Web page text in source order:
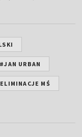
#JAN URBAN
MŚ